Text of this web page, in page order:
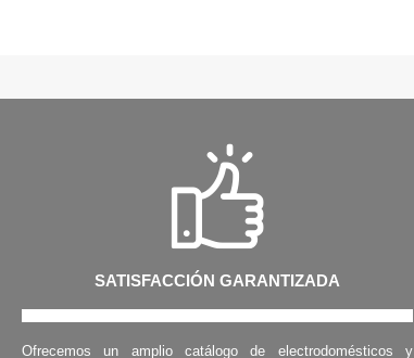
SATISFACCIÓN GARANTIZADA
Ofrecemos un amplio catálogo de electrodomésticos y